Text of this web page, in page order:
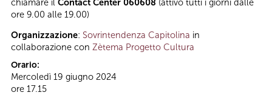
chiamare il Contact Center 060608 (attivo tutti i giorni dalle
ore 9.00 alle 19.00)
Organizzazione: Sovrintendenza Capitolina in
collaborazione con Zètema Progetto Cultura
Orario:
Mercoledì 19 giugno 2024
ore 17.15